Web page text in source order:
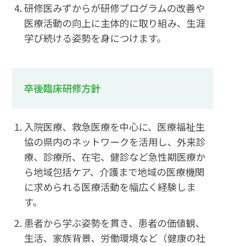
研修医みずからが研修プログラムの改善や
医療活動の向上に主体的に取り組み、生涯
学び続ける姿勢を身につけます。
卒後臨床研修方針
入院医療、救急医療を中心に、医療福祉生
協の県内のネットワークを活用し、外来診
療、診療所、在宅、健診など急性期医療か
ら地域包括ケア、介護まで地域の医療機関
に求められる医療活動を幅広く経験しま
す。
患者から学ぶ姿勢を貫き、患者の価値観、
生活、家族背景、労働環境など（健康の社